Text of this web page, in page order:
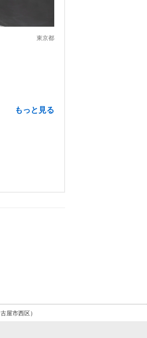
東京都
もっと見る
屋市西区）